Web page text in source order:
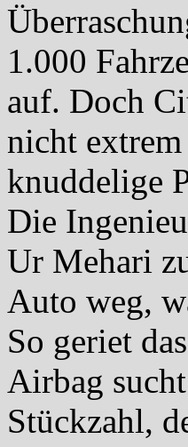
1.000
auf. Doch
nicht
knuddelige
Die
Ur Mehari
Auto weg,
So geriet
Airbag
Stückzahl,